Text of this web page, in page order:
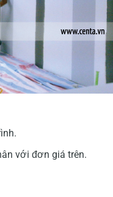
với đơn giá trên.